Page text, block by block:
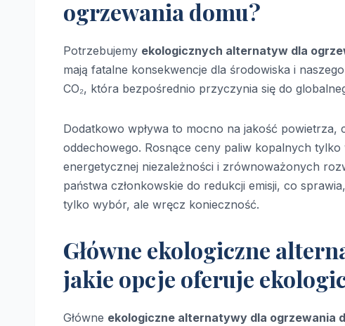
ogrzewania domu?
Potrzebujemy ekologicznych alternatyw dla
mają fatalne konsekwencje dla środowiska i
CO₂, która bezpośrednio przyczynia się do
Dodatkowo wpływa to mocno na jakość
oddechowego. Rosnące ceny paliw kopalnych
energetycznej niezależności i zrównoważonych
państwa członkowskie do redukcji emisji, co
tylko wybór, ale wręcz konieczność.
Główne ekologiczne
jakie opcje oferuje
Główne ekologiczne alternatywy dla ogrzewania